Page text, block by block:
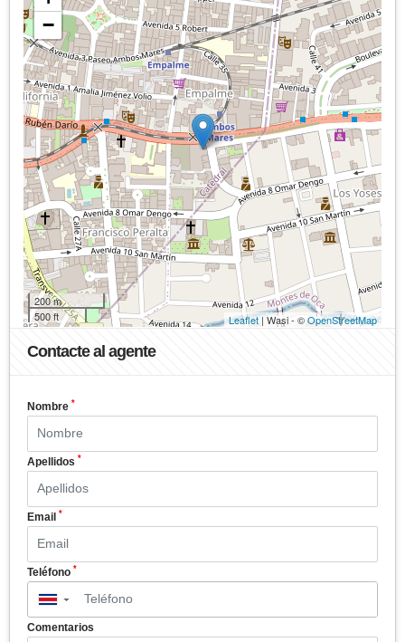
−
200 m
500 ft
Leaflet| Wasi - ©OpenStreetMap
Contacte al agente
Nombre *
Apellidos *
Email *
Teléfono *
▼
Comentarios